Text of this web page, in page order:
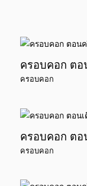
ครอบคอก ตอ
ครอบคอก
ครอบคอก ตอ
ครอบคอก